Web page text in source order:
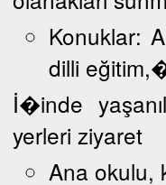
Konuklar:
dilli
İ�inde
yerleri ziyaret
Ana okulu,